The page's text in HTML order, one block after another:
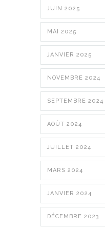
JUIN 2025
MAI 2025
JANVIER 2025
NOVEMBRE 2024
SEPTEMBRE 2024
AOÛT 2024
JUILLET 2024
MARS 2024
JANVIER 2024
DÉCEMBRE 2023